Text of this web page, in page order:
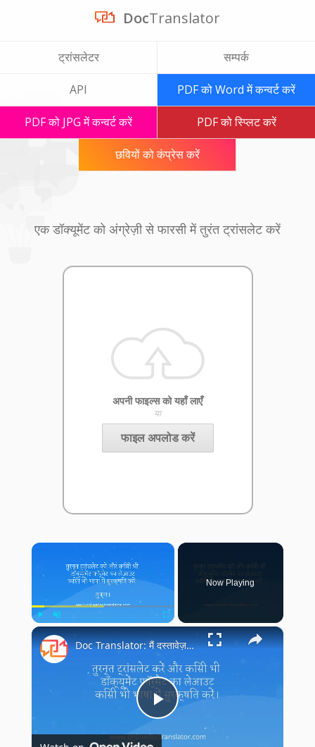
DocTranslator
ट्रांसलेटर सम्पर्क
API PDF को Word में कन्वर्ट करें
PDF को JPG में कन्वर्ट करें PDF को स्प्लिट करें
छवियों को कंप्रेस करें
एक डॉक्यूमेंट को अंग्रेज़ी से फारसी में तुरंत ट्रांसलेट करें
अपनी फाइल्स को यहाँ लाएँ
या
फाइल अपलोड करें
×
Play Unmute Fullscreen
Now Playing
×
Play
Doc Translator: मैं दस्तावेज़ अनुवादक का उपयोग कैसे करूँ?